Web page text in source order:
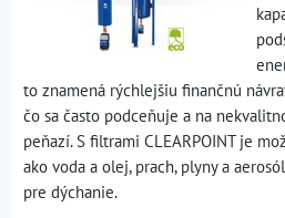
to znamená rýchlejšiu finančnú
čo sa často podceňuje a na
peňazí. S filtrami CLEARPOINT je
ako voda a olej, prach, plyny a
pre dýchanie.